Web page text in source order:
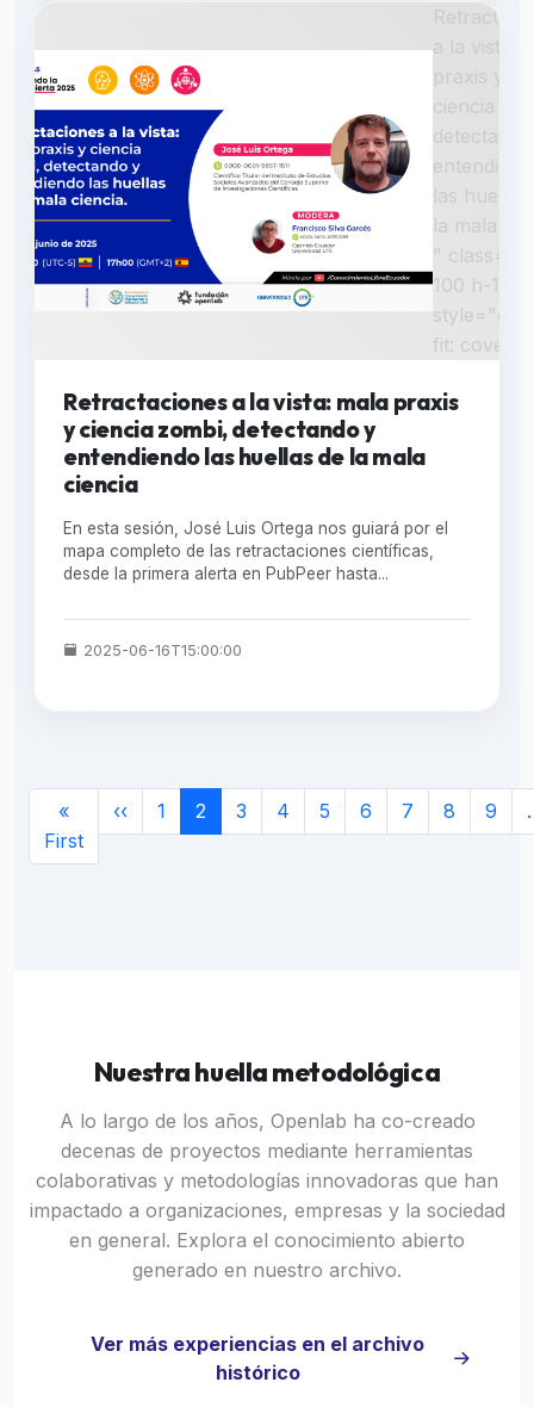
a la vista:
ciencia
las huellas
la mala
"
100 h-100"
fit: cover;"
Retractaciones a la vista: mala praxis
y ciencia zombi, detectando y
entendiendo las huellas de la mala
ciencia
En esta sesión, José Luis Ortega nos guiará por el
mapa completo de las retractaciones científicas,
desde la primera alerta en PubPeer hasta...
2025-06-16T15:00:00
Paginación
«
FirstPrimera página
‹‹Página anterior
1 2 3 4 5 6 7 8 9
Nuestra huella metodológica
A lo largo de los años, Openlab ha co-creado
decenas de proyectos mediante herramientas
colaborativas y metodologías innovadoras que han
impactado a organizaciones, empresas y la sociedad
en general. Explora el conocimiento abierto
generado en nuestro archivo.
Ver más experiencias en el archivo
histórico